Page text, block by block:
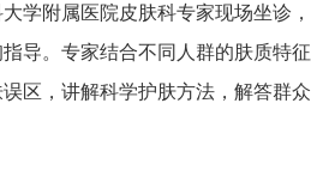
学附属医院皮肤科专家现场坐诊，
导。专家结合不同人群的肤质特征
区，讲解科学护肤方法，解答群众